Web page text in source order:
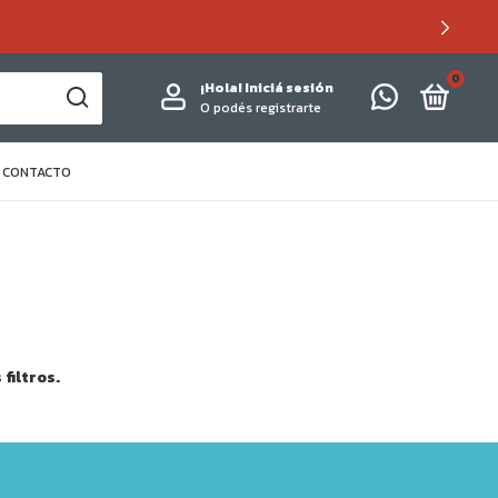
¡Hola!Iniciá sesión
O podés registrarte
0
CONTACTO
filtros.